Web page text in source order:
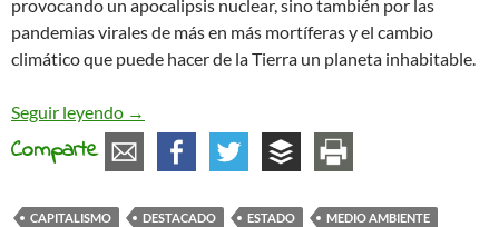
provocando un apocalipsis nuclear, sino también por las
pandemias virales de más en más mortíferas y el cambio
climático que puede hacer de la Tierra un planeta inhabitable.
Seguir leyendo La urgencia existencial de nuestros tiempos
→
Comparte
CAPITALISMO DESTACADO ESTADO
MEDIO AMBIENTE